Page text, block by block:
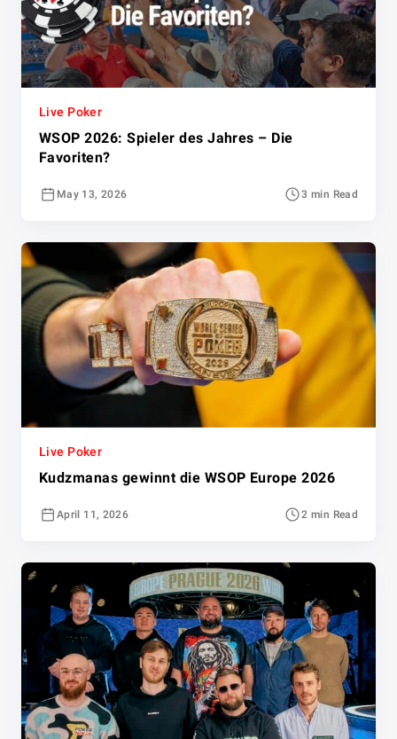
Live Poker
WSOP 2026: Spieler des Jahres – Die
Favoriten?
May 13, 2026 3 min Read
Live Poker
Kudzmanas gewinnt die WSOP Europe 2026
April 11, 2026 2 min Read